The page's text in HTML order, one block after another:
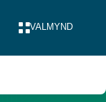
VALMYND